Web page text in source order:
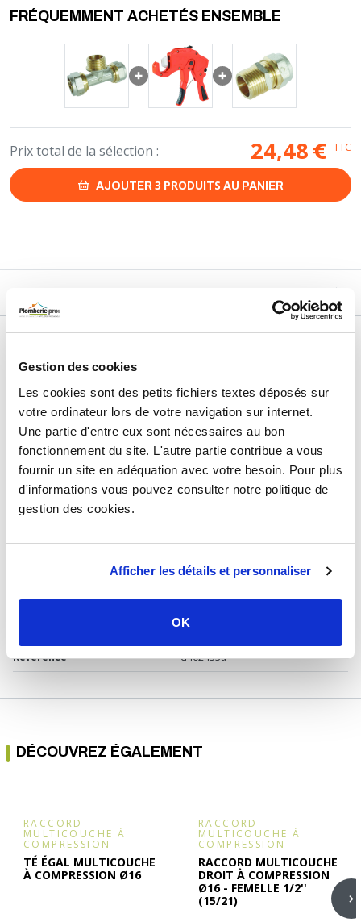
Gestion des cookies
Les cookies sont des petits fichiers textes déposés sur
votre ordinateur lors de votre navigation sur internet.
Une partie d'entre eux sont nécessaires au bon
fonctionnement du site. L'autre partie contribue a vous
fournir un site en adéquation avec votre besoin. Pour plus
d'informations vous pouvez consulter notre politique de
gestion des cookies.
Afficher les détails et personnaliser
OK
mm)
Ø25 : tube Multicouche Ø ext. de 25 mm et ép. tube : 2,5 mm
(25x2,5 mm)
Ø26 : tube Multicouche Ø ext. de 26 mm et ép. tube : 3 mm (26x3
Ø32 : tube Multicouche Ø ext. de 32 mm et ép. tube : 3 mm (32x3
FRÉQUEMMENT ACHETÉS ENSEMBLE
Prix total de la sélection : 24,48 € TTC
AJOUTER 3 PRODUITS AU PANIER
Type de produit
Marque Somatherm
Matière Laiton
Raccordement Mâle 1/2'' (15/21)
Diamètre du tube
Pression 10 bars
min : 5°C / max : 90°C
Certification ACS
2 ans
Référence d402433a
DÉCOUVREZ ÉGALEMENT
RACCORD
MULTICOUCHE À
COMPRESSION
TÉ ÉGAL MULTICOUCHE
À COMPRESSION Ø16
RACCORD
MULTICOUCHE À
COMPRESSION
RACCORD MULTICOUCHE
DROIT À COMPRESSION
Ø16 - FEMELLE 1/2''
(15/21)